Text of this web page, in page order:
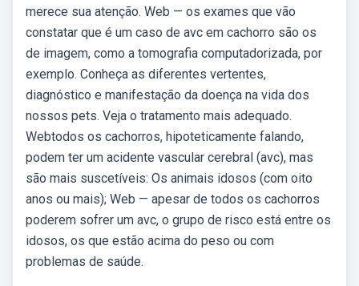
merece sua atenção. Web — os exames que vão
constatar que é um caso de avc em cachorro são os
de imagem, como a tomografia computadorizada, por
exemplo. Conheça as diferentes vertentes,
diagnóstico e manifestação da doença na vida dos
nossos pets. Veja o tratamento mais adequado.
Webtodos os cachorros, hipoteticamente falando,
podem ter um acidente vascular cerebral (avc), mas
são mais suscetíveis: Os animais idosos (com oito
anos ou mais); Web — apesar de todos os cachorros
poderem sofrer um avc, o grupo de risco está entre os
idosos, os que estão acima do peso ou com
problemas de saúde.